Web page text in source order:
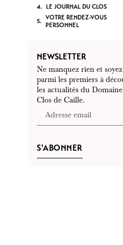
LE JOURNAL DU CLOS
VOTRE RENDEZ-VOUS
PERSONNEL
NEWSLETTER
Ne manquez rien et soyez
parmi les premiers à
les actualités du
Clos de Caille.
S'ABONNER